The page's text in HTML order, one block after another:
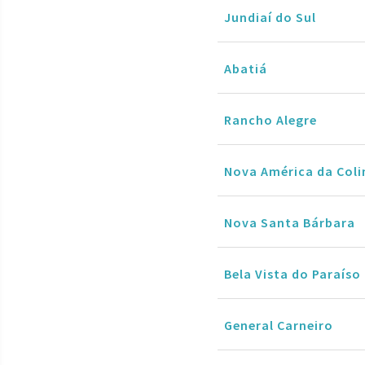
Jundiaí do Sul
Abatiá
Rancho Alegre
Nova América da
Nova Santa Bárbara
Bela Vista do Paraíso
General Carneiro